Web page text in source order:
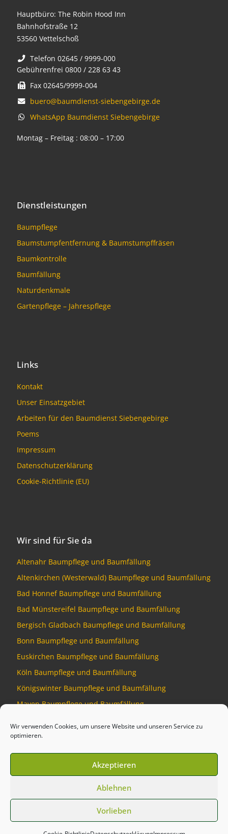
Wir verwenden Cookies, um unsere Website und unseren Service zu
optimieren.
Akzeptieren
Ablehnen
Vorlieben
Hauptbüro: The Robin Hood Inn
Bahnhofstraße 12
53560 Vettelschoß
Telefon 02645 / 9999-000
Gebührenfrei 0800 / 228 63 43
Fax 02645/9999-004
buero@baumdienst-siebengebirge.de
WhatsApp Baumdienst Siebengebirge
Montag – Freitag : 08:00 – 17:00
Dienstleistungen
Baumpflege
Baumstumpfentfernung & Baumstumpffräsen
Baumkontrolle
Baumfällung
Naturdenkmale
Gartenpflege – Jahrespflege
Links
Kontakt
Unser Einsatzgebiet
Arbeiten für den Baumdienst Siebengebirge
Poems
Impressum
Datenschutzerklärung
Cookie-Richtlinie (EU)
Wir sind für Sie da
Altenahr Baumpflege und Baumfällung
Altenkirchen (Westerwald) Baumpflege und Baumfällung
Bad Honnef Baumpflege und Baumfällung
Bad Münstereifel Baumpflege und Baumfällung
Bergisch Gladbach Baumpflege und Baumfällung
Bonn Baumpflege und Baumfällung
Euskirchen Baumpflege und Baumfällung
Köln Baumpflege und Baumfällung
Königswinter Baumpflege und Baumfällung
Mayen Baumpflege und Baumfällung
Baumdienst Siebengebirge
Developed by Talking Pixel